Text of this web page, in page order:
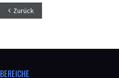
Zurück
BEREICHE